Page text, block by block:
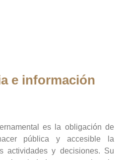
e información
es la obligación de
pública y accesible la
actividades y decisiones. Su